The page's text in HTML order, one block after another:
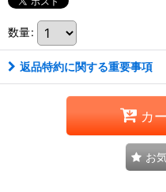
数量:
返品特約に関する重要事項
カ
お